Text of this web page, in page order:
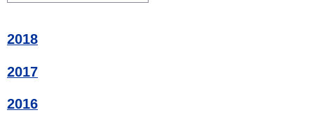
2018
2017
2016